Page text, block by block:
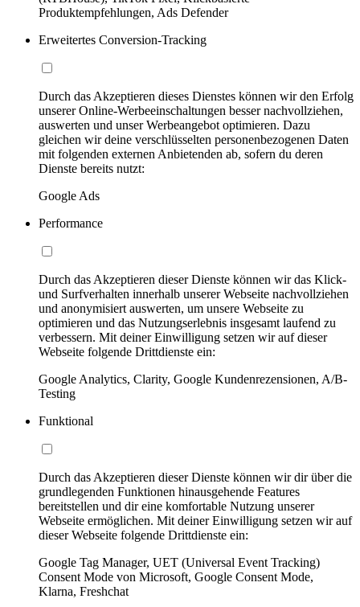
Produktempfehlungen, Ads Defender
Erweitertes Conversion-Tracking
Durch das Akzeptieren dieses Dienstes können wir den Erfolg
unserer Online-Werbeeinschaltungen besser nachvollziehen,
auswerten und unser Werbeangebot optimieren. Dazu
gleichen wir deine verschlüsselten personenbezogenen Daten
mit folgenden externen Anbietenden ab, sofern du deren
Dienste bereits nutzt:
Google Ads
Performance
Durch das Akzeptieren dieser Dienste können wir das Klick-
und Surfverhalten innerhalb unserer Webseite nachvollziehen
und anonymisiert auswerten, um unsere Webseite zu
optimieren und das Nutzungserlebnis insgesamt laufend zu
verbessern. Mit deiner Einwilligung setzen wir auf dieser
Webseite folgende Drittdienste ein:
Google Analytics, Clarity, Google Kundenrezensionen, A/B-
Testing
Funktional
Durch das Akzeptieren dieser Dienste können wir dir über die
grundlegenden Funktionen hinausgehende Features
bereitstellen und dir eine komfortable Nutzung unserer
Webseite ermöglichen. Mit deiner Einwilligung setzen wir auf
dieser Webseite folgende Drittdienste ein:
Google Tag Manager, UET (Universal Event Tracking)
Consent Mode von Microsoft, Google Consent Mode,
Klarna, Freshchat